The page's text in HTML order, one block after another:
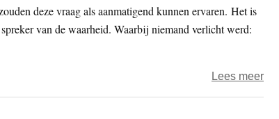
deze vraag als aanmatigend kunnen ervaren. Het is
van de waarheid. Waarbij niemand verlicht werd:
Lees meerover